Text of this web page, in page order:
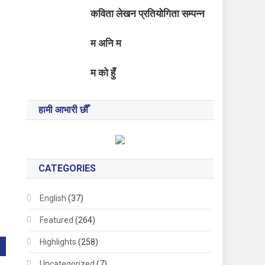
कविता लेखन प्रतियोगिता सम्पन्न
म अनि म
म को हुँ
हामी आभारी छौँ
CATEGORIES
English (37)
Featured (264)
Highlights (258)